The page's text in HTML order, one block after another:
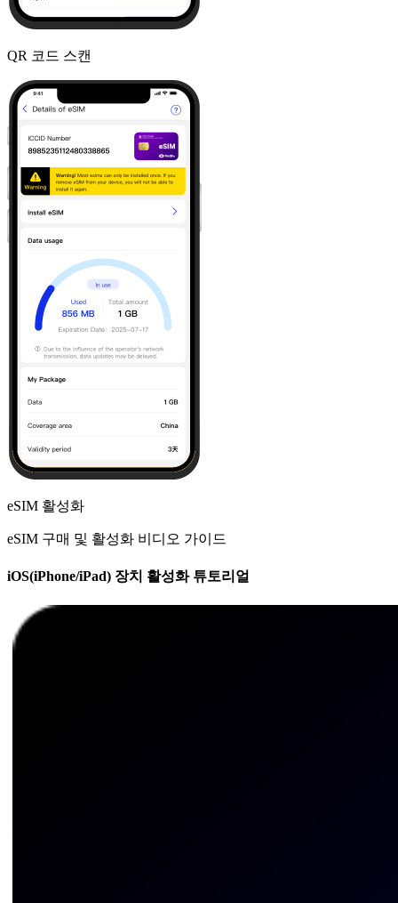
QR 코드 스캔
eSIM 활성화
eSIM 구매 및 활성화 비디오 가이드
iOS(iPhone/iPad) 장치 활성화 튜토리얼